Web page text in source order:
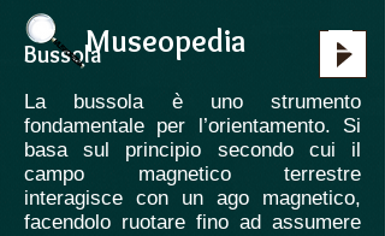
Museopedia
Bussola
La bussola è uno strumento
fondamentale per l’orientamento. Si
basa sul principio secondo cui il
campo magnetico terrestre
interagisce con un ago magnetico,
facendolo ruotare fino ad assumere